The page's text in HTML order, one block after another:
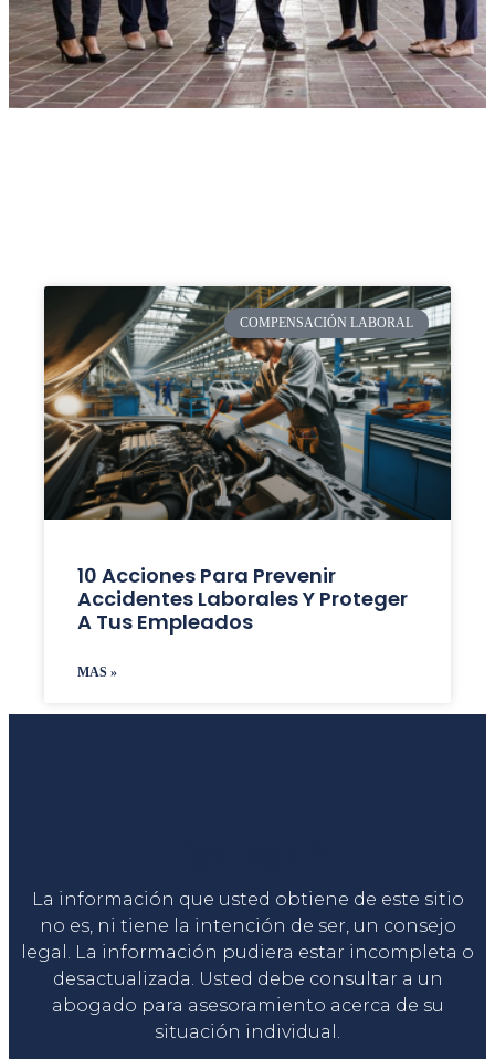
COMPENSACIÓN LABORAL
10 Acciones Para Prevenir
Accidentes Laborales Y Proteger
A Tus Empleados
MAS »
La información que usted obtiene de este sitio
no es, ni tiene la intención de ser, un consejo
legal. La información pudiera estar incompleta o
desactualizada. Usted debe consultar a un
abogado para asesoramiento acerca de su
situación individual.